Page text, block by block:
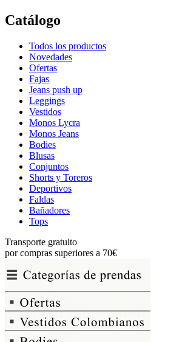
Catálogo
Todos los productos
Novedades
Ofertas
Fajas
Jeans push up
Leggings
Vestidos
Monos Lycra
Monos Jeans
Bodies
Blusas
Conjuntos
Shorts y Toreros
Deportivos
Faldas
Bañadores
Tops
Transporte gratuito
por compras superiores a 70€